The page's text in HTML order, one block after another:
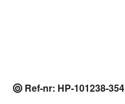
Ref-nr: HP-101238-354